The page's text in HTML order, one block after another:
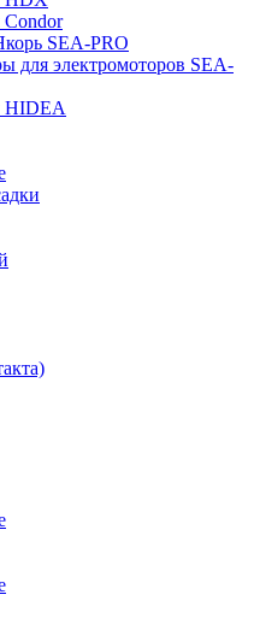
SEA-PRO
для электромоторов SEA-
HIDEA